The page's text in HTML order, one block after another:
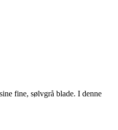
fine, sølvgrå blade. I denne